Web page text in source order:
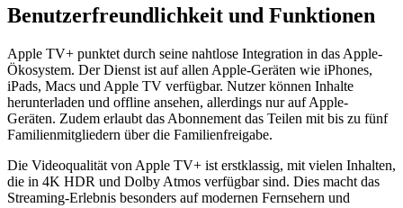
Benutzerfreundlichkeit und Funktionen
Apple TV+ punktet durch seine nahtlose Integration in das Apple-
Ökosystem. Der Dienst ist auf allen Apple-Geräten wie iPhones,
iPads, Macs und Apple TV verfügbar. Nutzer können Inhalte
herunterladen und offline ansehen, allerdings nur auf Apple-
Geräten. Zudem erlaubt das Abonnement das Teilen mit bis zu fünf
Familienmitgliedern über die Familienfreigabe.
Die Videoqualität von Apple TV+ ist erstklassig, mit vielen Inhalten,
die in 4K HDR und Dolby Atmos verfügbar sind. Dies macht das
Streaming-Erlebnis besonders auf modernen Fernsehern und